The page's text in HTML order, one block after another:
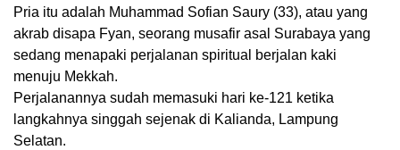
Pria itu adalah Muhammad Sofian Saury (33), atau yang
akrab disapa Fyan, seorang musafir asal Surabaya yang
sedang menapaki perjalanan spiritual berjalan kaki
menuju Mekkah.
Perjalanannya sudah memasuki hari ke-121 ketika
langkahnya singgah sejenak di Kalianda, Lampung
Selatan.